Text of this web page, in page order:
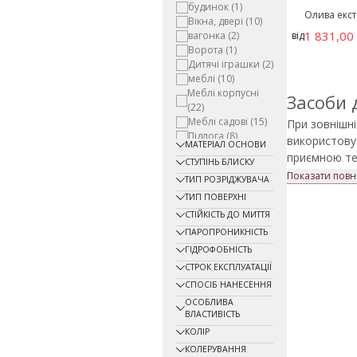
будинок (1)
Вікна, двері (10)
вагонка (2)
Ворота (1)
Дитячі іграшки (2)
меблі (10)
Меблі корпусні
(22)
Меблі садові (15)
Підлога (8)
Паркан (7)
Паркет (6)
Радіатори
опалення(1)
Стіни(10)
Стеля (3)
Тераса(4)
Фасади(20)
Яхта(2)
МАТЕРІАЛ ОСНОВИ
СТУПІНЬ БЛИСКУ
ТИП РОЗРІДЖУВАЧА
ТИП ПОВЕРХНІ
СТІЙКІСТЬ ДО МИТТЯ
ПАРОПРОНИКНІСТЬ
ГІДРОФОБНІСТЬ
СТРОК ЕКСПЛУАТАЦІЇ
СПОСІБ НАНЕСЕННЯ
ОСОБЛИВА
ВЛАСТИВІСТЬ
КОЛІР
КОЛЕРУВАННЯ
Олива
від1 831,00
Засоби
При
приємною
засоби для
Показати